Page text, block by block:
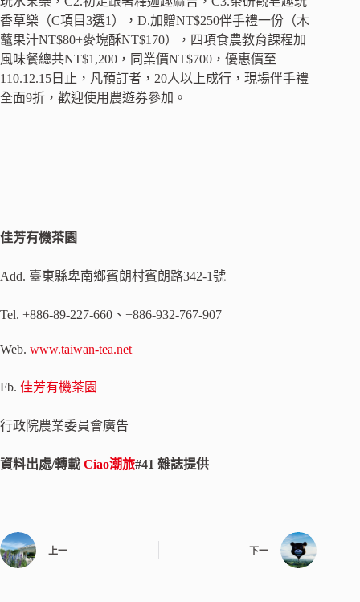
香草樂（C項目3選1），D.加贈NT$250伴手禮一份（木
虌果汁NT$80+麥塊酥NT$170），四項食農教育課程加
風味餐總共NT$1,200，同業價NT$700，優惠價至
110.12.15日止，凡預訂者，20人以上成行，現場伴手禮
全面9折，歡迎使用農遊券參加。
佳芳有機茶園
Add. 臺東縣卑南鄉賓朗村賓朗路342-1號
Tel. +886-89-227-660、+886-932-767-907
Web. www.taiwan-tea.net
Fb. 佳芳有機茶園
行政院農業委員會廣告
資料出處/轉載 Ciao潮旅#41 雜誌提供
上一 下一